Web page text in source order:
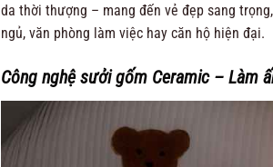
da thời thượng – mang đến vẻ đẹp sang
ngủ, văn phòng làm việc hay căn hộ hiện đại.
Công nghệ sưởi gốm Ceramic – Làm